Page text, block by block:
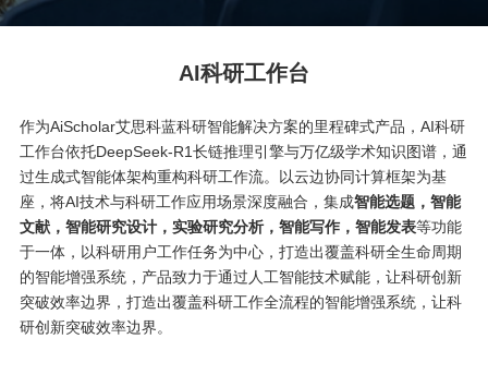
AI科研工作台
作为AiScholar艾思科蓝科研智能解决方案的里程碑式产品，AI科研
工作台依托DeepSeek-R1长链推理引擎与万亿级学术知识图谱，通
过生成式智能体架构重构科研工作流。以云边协同计算框架为基
座，将AI技术与科研工作应用场景深度融合，集成智能选题，智能
文献，智能研究设计，实验研究分析，智能写作，智能发表等功能
于一体，以科研用户工作任务为中心，打造出覆盖科研全生命周期
的智能增强系统，产品致力于通过人工智能技术赋能，让科研创新
突破效率边界，打造出覆盖科研工作全流程的智能增强系统，让科
研创新突破效率边界。